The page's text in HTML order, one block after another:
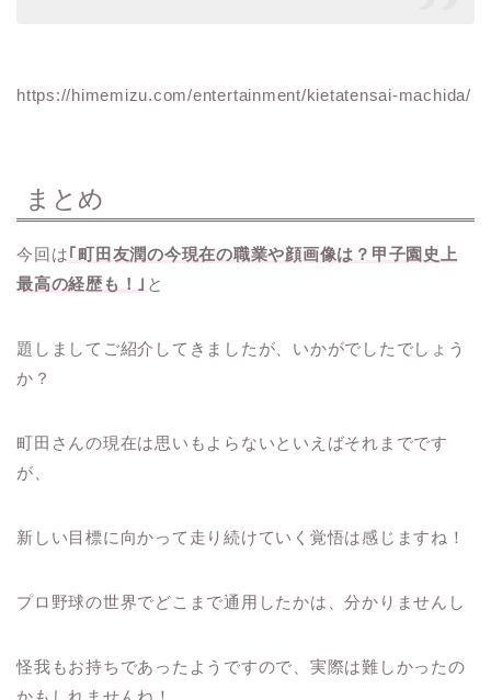
https://himemizu.com/entertainment/kietatensai-machida/
まとめ
今回は｢町田友潤の今現在の職業や顔画像は？甲子園史上
最高の経歴も！｣ と
題しましてご紹介してきましたが、いかがでしたでしょう
か？
町田さんの現在は思いもよらないといえばそれまでです
が、
新しい目標に向かって走り続けていく覚悟は感じますね！
プロ野球の世界でどこまで通用したかは、分かりませんし
怪我もお持ちであったようですので、実際は難しかったの